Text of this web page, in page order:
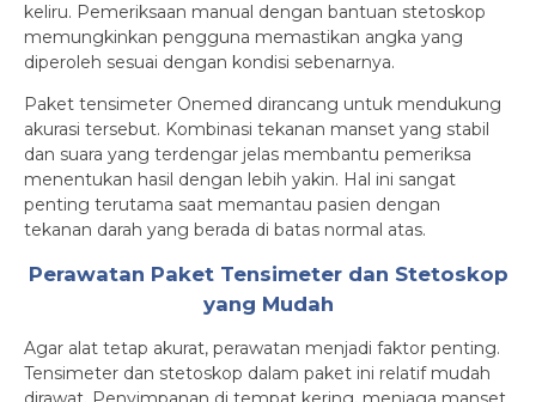
keliru. Pemeriksaan manual dengan bantuan stetoskop
memungkinkan pengguna memastikan angka yang
diperoleh sesuai dengan kondisi sebenarnya.
Paket tensimeter Onemed dirancang untuk mendukung
akurasi tersebut. Kombinasi tekanan manset yang stabil
dan suara yang terdengar jelas membantu pemeriksa
menentukan hasil dengan lebih yakin. Hal ini sangat
penting terutama saat memantau pasien dengan
tekanan darah yang berada di batas normal atas.
Perawatan Paket Tensimeter dan Stetoskop
yang Mudah
Agar alat tetap akurat, perawatan menjadi faktor penting.
Tensimeter dan stetoskop dalam paket ini relatif mudah